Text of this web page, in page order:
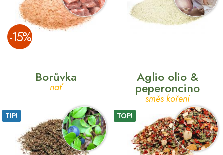
­-15%
Borůvka
nať
TIP!
Aglio olio &
peperoncino
směs koření
TOP!